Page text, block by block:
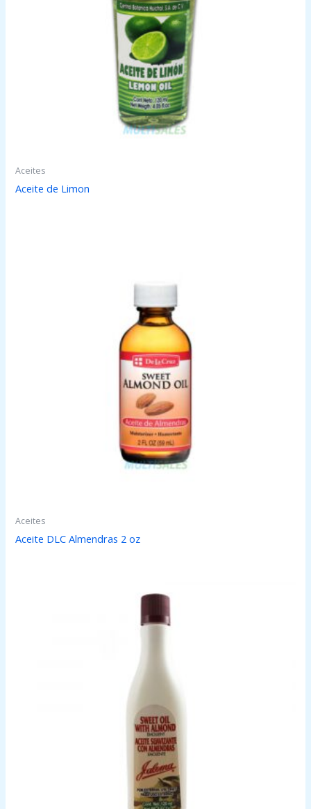
Aceites
Aceite de Limon
Aceites
Aceite DLC Almendras 2 oz